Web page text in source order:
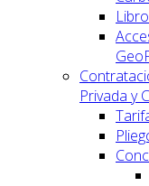
Privada y